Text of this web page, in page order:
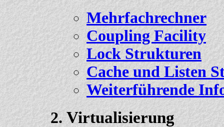
Mehrfachrechner
Coupling Facility
Lock Strukturen
Cache und Listen
Weiterführende
Virtualisierung